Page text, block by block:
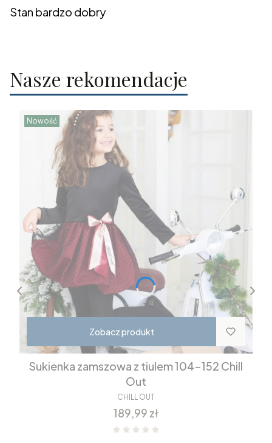
Stan bardzo dobry
Nasze rekomendacje
Nowość
Zobacz produkt
Sukienka zamszowa z tiulem 104-152 Chill
Out
CHILL OUT
Cena
189,99 zł